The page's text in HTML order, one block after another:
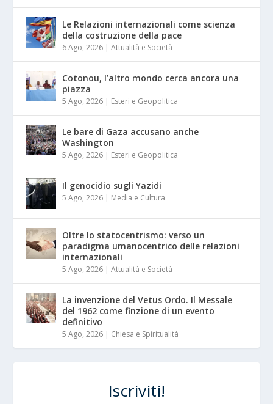
Le Relazioni internazionali come scienza
della costruzione della pace
6 Ago, 2026 |Attualità e Società
Cotonou, l’altro mondo cerca ancora una
piazza
5 Ago, 2026 | Esteri e Geopolitica
Le bare di Gaza accusano anche
Washington
5 Ago, 2026 | Esteri e Geopolitica
Il genocidio sugli Yazidi
5 Ago, 2026 | Media e Cultura
Oltre lo statocentrismo: verso un
paradigma umanocentrico delle relazioni
internazionali
5 Ago, 2026 |Attualità e Società
La invenzione del Vetus Ordo. Il Messale
del 1962 come finzione di un evento
definitivo
5 Ago, 2026 | Chiesa e Spiritualità
Iscriviti!